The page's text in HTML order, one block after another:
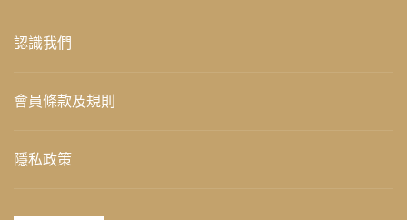
認識我們
會員條款及規則
隱私政策